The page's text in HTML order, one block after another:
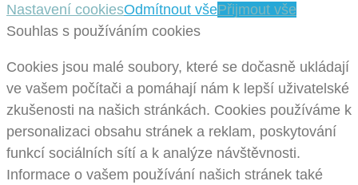
Nastavení cookiesOdmítnout všePřijmout vše
Souhlas s používáním cookies
Cookies jsou malé soubory, které se dočasně ukládají
ve vašem počítači a pomáhají nám k lepší uživatelské
zkušenosti na našich stránkách. Cookies používáme k
personalizaci obsahu stránek a reklam, poskytování
funkcí sociálních sítí a k analýze návštěvnosti.
Informace o vašem používání našich stránek také